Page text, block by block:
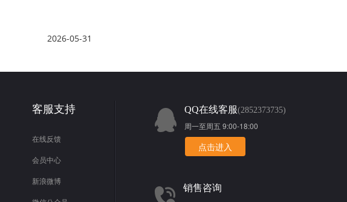
2026-05-31
客服支持
在线反馈
会员中心
新浪微博
QQ在线客服(2852373735)
周一至周五 9:00-18:00
点击进入
销售咨询